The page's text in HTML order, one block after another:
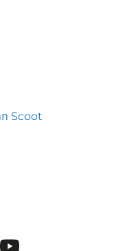
Scoot